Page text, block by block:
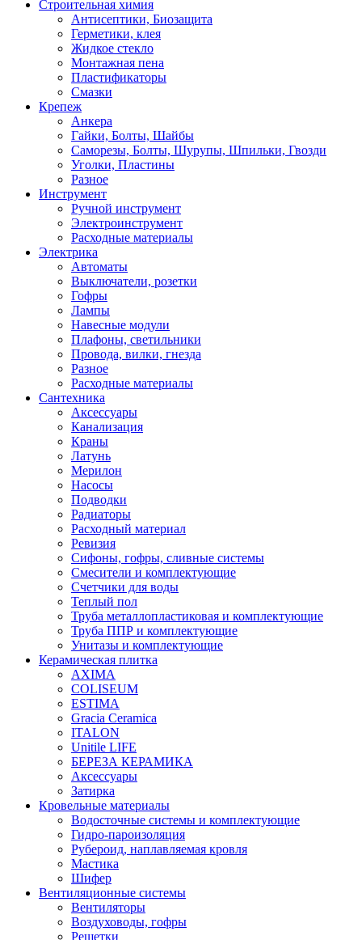
Строительная химия
Антисептики, Биозащита
Герметики, клея
Жидкое стекло
Монтажная пена
Пластификаторы
Смазки
Крепеж
Анкера
Гайки, Болты, Шайбы
Саморезы, Болты, Шурупы, Шпильки, Гвозди
Уголки, Пластины
Разное
Инструмент
Ручной инструмент
Электроинструмент
Расходные материалы
Электрика
Автоматы
Выключатели, розетки
Гофры
Лампы
Навесные модули
Плафоны, светильники
Провода, вилки, гнезда
Разное
Расходные материалы
Сантехника
Аксессуары
Канализация
Краны
Латунь
Мерилон
Насосы
Подводки
Радиаторы
Расходный материал
Ревизия
Сифоны, гофры, сливные системы
Смесители и комплектующие
Счетчики для воды
Теплый пол
Труба металлопластиковая и комплектующие
Труба ППР и комплектующие
Унитазы и комплектующие
Керамическая плитка
AXIMA
COLISEUM
ESTIMA
Gracia Ceramica
ITALON
Unitile LIFE
БЕРЕЗА КЕРАМИКА
Аксессуары
Затирка
Кровельные материалы
Водосточные системы и комплектующие
Гидро-пароизоляция
Рубероид, наплавляемая кровля
Мастика
Шифер
Вентиляционные системы
Вентиляторы
Воздуховоды, гофры
Решетки